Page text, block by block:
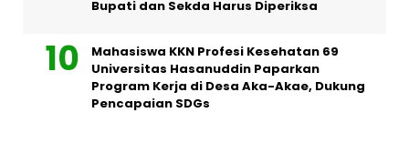
Bupati dan Sekda Harus Diperiksa
Mahasiswa KKN Profesi Kesehatan 69
Universitas Hasanuddin Paparkan
Program Kerja di Desa Aka-Akae, Dukung
Pencapaian SDGs